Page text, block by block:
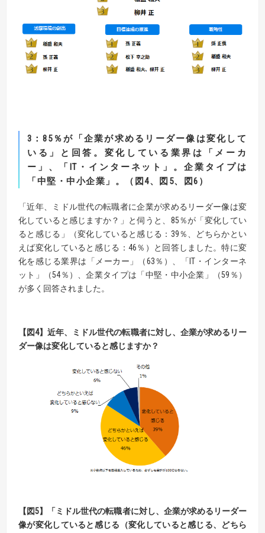
3 ：85 ％が「企業が求めるリーダー像は変化して
いる」と回答。変化している業界は
「メーカ
ー」、「 IT ・インターネット」。企業タイプは
「中堅・中小企業」。（図4、図 5、図6 ）
「近年、ミドル世代の転職者に企業が求めるリーダー像は変
化していると感じますか？」と伺うと、85％が「変化してい
ると感じる」（変化していると感じる：39％、どちらかとい
えば変化していると感じる：46％）と回答しました。特に変
化を感じる業界は「メーカー」（63％）、「IT・インターネ
ット」（54％）、企業タイプは「中堅・中小企業」（59％）
が多く回答されました。
【 図4】近年、ミドル世代の転職者に対し、企業が求めるリー
ダー像は変化していると感じますか？
【 図5】
「ミドル世代の転職者に対し、企業が求めるリーダー
像が変化していると感じる（変化していると感じる、どちら